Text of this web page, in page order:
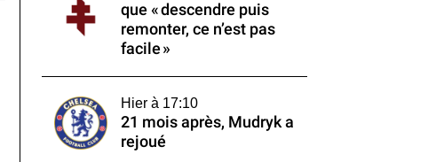
que « descendre puis
remonter, ce n’est pas
facile »
Hier à 17:10
21 mois après, Mudryk a
rejoué